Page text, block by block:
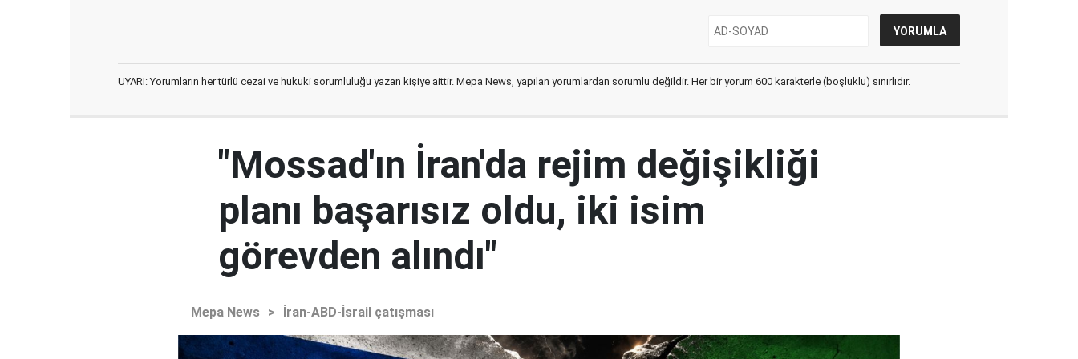
UYARI: Yorumların her türlü cezai ve hukuki sorumluluğu yazan kişiye aittir. Mepa News, yapılan yorumlardan sorumlu değildir. Her bir yorum 600 karakterle (boşluklu) sınırlıdır.
"Mossad'ın İran'da rejim değişikliği
planı başarısız oldu, iki isim
görevden alındı"
Mepa News > İran-ABD-İsrail çatışması